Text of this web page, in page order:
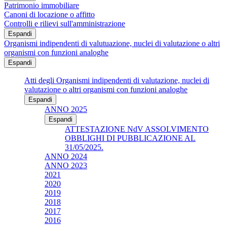
Patrimonio immobiliare
Canoni di locazione o affitto
Controlli e rilievi sull'amministrazione
Espandi
Organismi indipendenti di valutuazione, nuclei di valutazione o altri
organismi con funzioni analoghe
Espandi
Atti degli Organismi indipendenti di valutazione, nuclei di
valutazione o altri organismi con funzioni analoghe
Espandi
ANNO 2025
Espandi
ATTESTAZIONE NdV ASSOLVIMENTO
OBBLIGHI DI PUBBLICAZIONE AL
31/05/2025.
ANNO 2024
ANNO 2023
2021
2020
2019
2018
2017
2016